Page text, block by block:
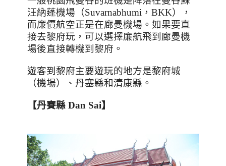
汪納蓬機場（Suvarnabhumi ， BKK），
而廉價航空正是在廊曼機場。如果要直
接去黎府玩，可以選擇廉航飛到廊曼機
場後直接轉機到黎府。
遊客到黎府主要遊玩的地方是黎府城
（機場）、丹塞縣和清康縣。
【丹賽縣 Dan Sai】